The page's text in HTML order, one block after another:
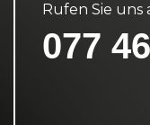
Rufen Sie uns
077